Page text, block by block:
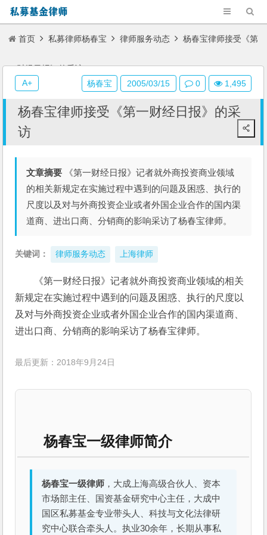
首页 私募律师杨春宝 律师服务动态 杨春宝律师接受《第
一财经日报》的采访
杨春宝律师接受《第一财经日报》的采
访
文章摘要 《第一财经日报》记者就外商投资商业领域
的相关新规定在实施过程中遇到的问题及困惑、执行的
尺度以及对与外商投资企业或者外国企业合作的国内渠
道商、进出口商、分销商的影响采访了杨春宝律师。
关键词： 律师服务动态 上海律师
《第一财经日报》记者就外商投资商业领域的相关
新规定在实施过程中遇到的问题及困惑、执行的尺度以
及对与外商投资企业或者外国企业合作的国内渠道商、
进出口商、分销商的影响采访了杨春宝律师。
最后更新：2018年9月24日
杨春宝一级律师简介
杨春宝一级律师 ，大成上海高级合伙人、资本
市场部主任、国资基金研究中心主任，大成中
国区私募基金专业带头人、科技与文化法律研
究中心联合牵头人。执业30余年，长期从事私
杨春宝 2005/03/15 0 1,495
A+